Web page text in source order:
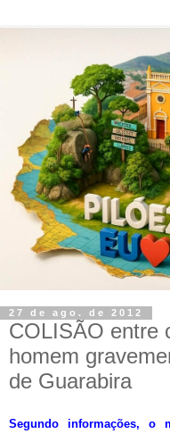
27 de ago. de 2012
COLISÃO entre
homem
de Guarabira
Segundo informações, o